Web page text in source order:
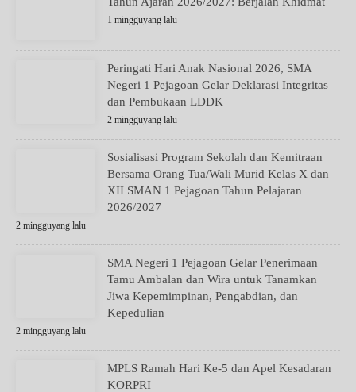
1 mingguyang lalu
Peringati Hari Anak Nasional 2026, SMA
Negeri 1 Pejagoan Gelar Deklarasi Integritas
dan Pembukaan LDDK
2 mingguyang lalu
Sosialisasi Program Sekolah dan Kemitraan
Bersama Orang Tua/Wali Murid Kelas X dan
XII SMAN 1 Pejagoan Tahun Pelajaran
2026/2027
2 mingguyang lalu
SMA Negeri 1 Pejagoan Gelar Penerimaan
Tamu Ambalan dan Wira untuk Tanamkan
Jiwa Kepemimpinan, Pengabdian, dan
Kepedulian
2 mingguyang lalu
MPLS Ramah Hari Ke-5 dan Apel Kesadaran
KORPRI